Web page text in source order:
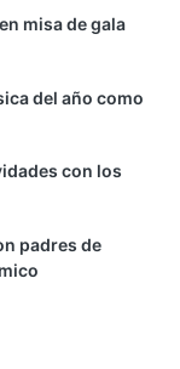
misa de gala
del año como
con los
padres de